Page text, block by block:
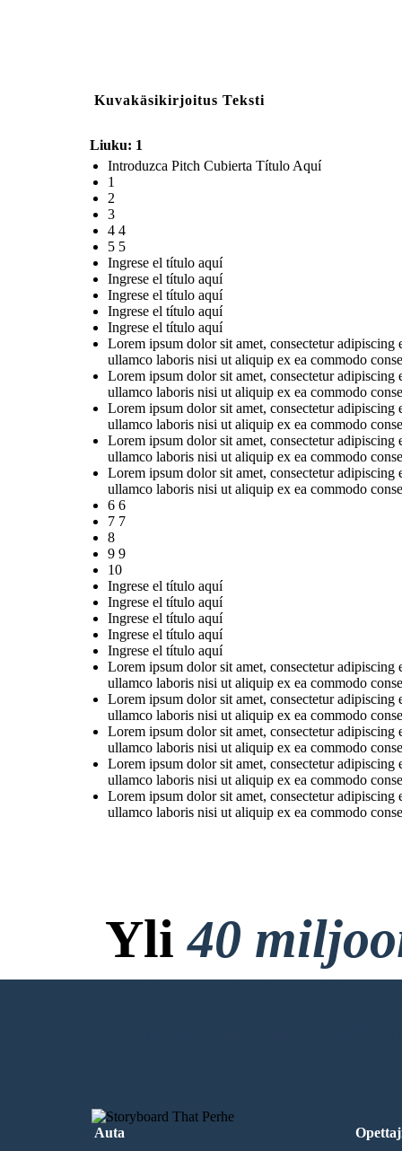
Kuvakäsikirjoitus Teksti
Liuku: 1
Introduzca Pitch Cubierta Título Aquí
1
2
3
4 4
5 5
Ingrese el título aquí
Ingrese el título aquí
Ingrese el título aquí
Ingrese el título aquí
Ingrese el título aquí
Lorem ipsum dolor sit amet, consectetur
ullamco laboris nisi ut aliquip ex ea commodo
Lorem ipsum dolor sit amet, consectetur
ullamco laboris nisi ut aliquip ex ea commodo
Lorem ipsum dolor sit amet, consectetur
ullamco laboris nisi ut aliquip ex ea commodo
Lorem ipsum dolor sit amet, consectetur
ullamco laboris nisi ut aliquip ex ea commodo
Lorem ipsum dolor sit amet, consectetur
ullamco laboris nisi ut aliquip ex ea commodo
6 6
7 7
8
9 9
10
Ingrese el título aquí
Ingrese el título aquí
Ingrese el título aquí
Ingrese el título aquí
Ingrese el título aquí
Lorem ipsum dolor sit amet, consectetur
ullamco laboris nisi ut aliquip ex ea commodo
Lorem ipsum dolor sit amet, consectetur
ullamco laboris nisi ut aliquip ex ea commodo
Lorem ipsum dolor sit amet, consectetur
ullamco laboris nisi ut aliquip ex ea commodo
Lorem ipsum dolor sit amet, consectetur
ullamco laboris nisi ut aliquip ex ea commodo
Lorem ipsum dolor sit amet, consectetur
ullamco laboris nisi ut aliquip ex ea commodo
Yli40
Ei Latauksia, ei
Auta